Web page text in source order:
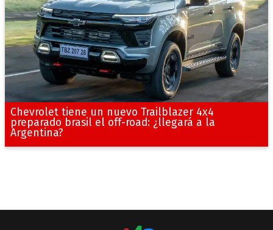
Chevrolet tiene un nuevo Trailblazer 4x4
preparado brasil el off-road: ¿llegará a la
Argentina?